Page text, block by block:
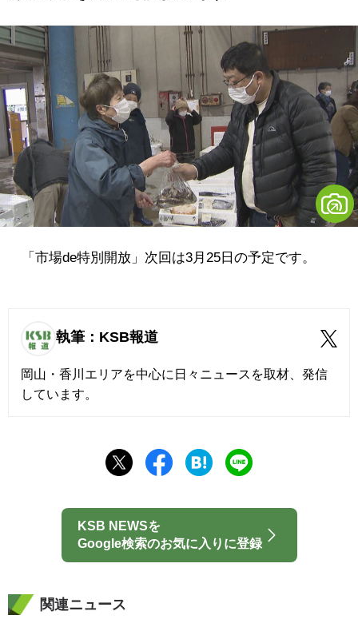
「市場de特別開放」次回は3月25日の予定です。
執筆：KSB報道
岡山・香川エリアを中心に日々ニュースを取材、発信
しています。
KSB NEWSを
Google検索のお気に入りに登録
関連ニュース